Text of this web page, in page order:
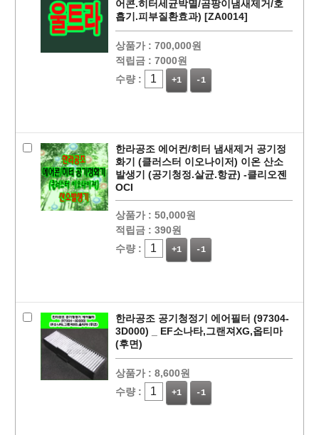
PAYCO 바로
어콘.히터세균박멸/곰팡이냄새제거/호
흡기.피부질환효과) [ZA0014]
상품가 : 700,000원
적립금 : 7000원
수량 :
+1 -1
한라공조 에어컨/히터 냄새제거 공기정
화기 (클러스터 이오나이저) 이온 산소
발생기 (공기청정.살균.항균) -클리오젠
OCI
상품가 : 50,000원
적립금 : 390원
수량 :
+1 -1
한라공조 공기청정기 에어필터 (97304-
3D000) _ EF소나타,그랜져XG,옵티마
(후면)
상품가 : 8,600원
수량 :
+1 -1